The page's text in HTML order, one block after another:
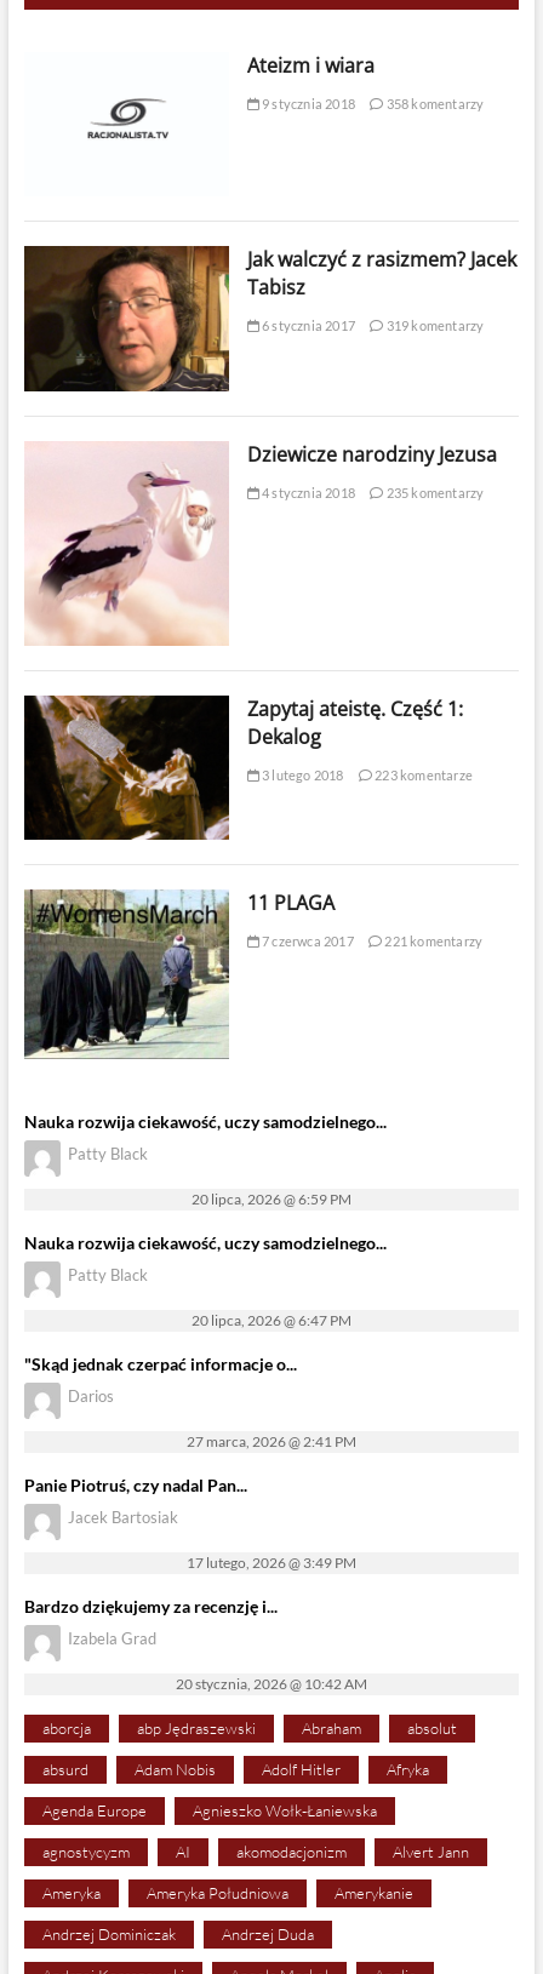
Ateizm i wiara
9 stycznia 2018 358 komentarzy
Jak walczyć z rasizmem? Jacek
Tabisz
6 stycznia 2017 319 komentarzy
Dziewicze narodziny Jezusa
4 stycznia 2018 235 komentarzy
Zapytaj ateistę. Część 1:
Dekalog
3 lutego 2018 223 komentarze
11 PLAGA
7 czerwca 2017 221 komentarzy
Nauka rozwija ciekawość, uczy samodzielnego...
Patty Black
20 lipca, 2026 @ 6:59 PM
Nauka rozwija ciekawość, uczy samodzielnego...
Patty Black
20 lipca, 2026 @ 6:47 PM
"Skąd jednak czerpać informacje o...
Darios
27 marca, 2026 @ 2:41 PM
Panie Piotruś, czy nadal Pan...
Jacek Bartosiak
17 lutego, 2026 @ 3:49 PM
Bardzo dziękujemy za recenzję i...
Izabela Grad
20 stycznia, 2026 @ 10:42 AM
aborcja abp Jędraszewski Abraham absolut
absurd Adam Nobis Adolf Hitler Afryka
Agenda Europe Agnieszko Wołk-Łaniewska
agnostycyzm AI akomodacjonizm Alvert Jann
Ameryka Ameryka Południowa Amerykanie
Andrzej Dominiczak Andrzej Duda